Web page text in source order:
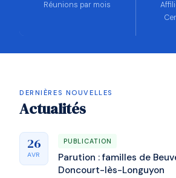
Réunions par mois
DERNIÈRES NOUVELLES
Actualités
26
AVR
PUBLICATION
Parution : familles de
Doncourt-lès-Longuyon